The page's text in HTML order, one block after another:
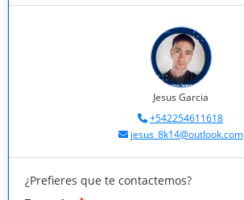
Jesus Garcia
+542254611618
jesus_8k14@outlook.com
¿Prefieres que te contactemos?